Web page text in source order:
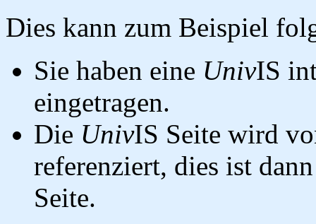
Dies kann zum Beispiel
Sie haben eine UnivIS
eingetragen.
Die UnivIS Seite wird
referenziert, dies ist
Seite.